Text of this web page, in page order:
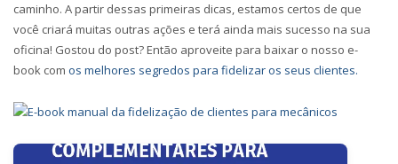
caminho. A partir dessas primeiras dicas, estamos certos de que
você criará muitas outras ações e terá ainda mais sucesso na sua
oficina! Gostou do post? Então aproveite para baixar o nosso e-
book com os melhores segredos para fidelizar os seus clientes.